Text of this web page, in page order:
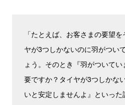
「たとえば、お客さまの要望
ヤが3つしかないのに羽がつい
ょう。そのとき『羽がついて
要ですか？タイヤが3つしかな
いと安定しませんよ』といっ